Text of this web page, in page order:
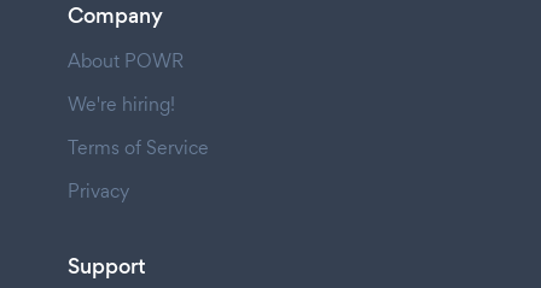
Company
About POWR
We're hiring!
Terms of Service
Privacy
Support